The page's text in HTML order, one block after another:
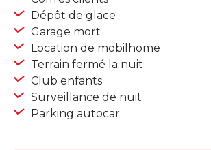
Dépôt de glace
Garage mort
Location de mobilhome
Terrain fermé la nuit
Club enfants
Surveillance de nuit
Parking autocar